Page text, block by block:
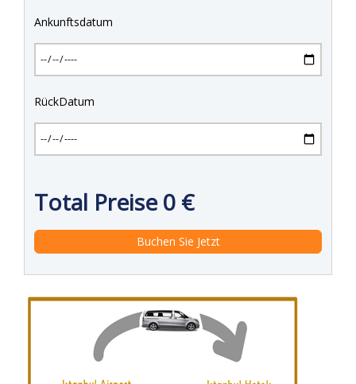
Ankunftsdatum
RückDatum
Total Preise0 €